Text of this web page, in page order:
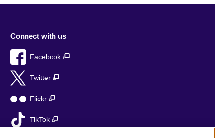
Connect with us
Facebook
Twitter
Flickr
TikTok